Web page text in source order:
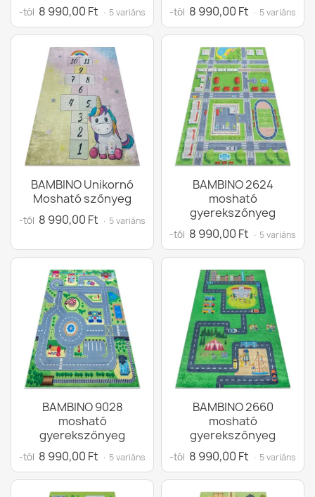
-tól 8 990,00 Ft · 5 variáns -tól 8 990,00 Ft · 5 variáns
BAMBINO Unikornó
Mosható szőnyeg
-tól 8 990,00 Ft · 5 variáns
BAMBINO 2624
mosható
gyerekszőnyeg
-tól 8 990,00 Ft · 5 variáns
BAMBINO 9028
mosható
gyerekszőnyeg
-tól 8 990,00 Ft · 5 variáns
BAMBINO 2660
mosható
gyerekszőnyeg
-tól 8 990,00 Ft · 5 variáns